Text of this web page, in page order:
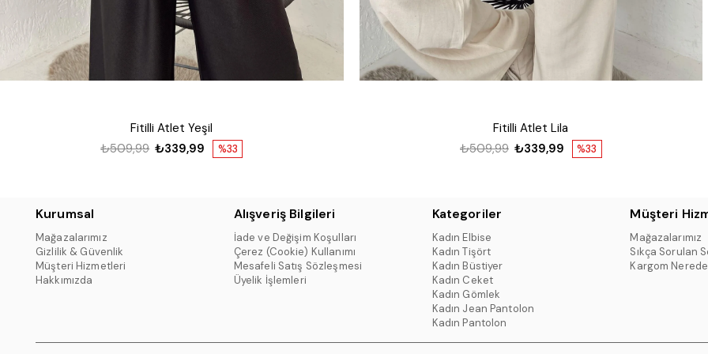
Fitilli Atlet Yeşil
%33
₺339,99
₺509,99
Fitilli Atlet Lila
%33
₺339,99
₺509,99
Kurumsal
Mağazalarımız
Gizlilik & Güvenlik
Müşteri Hizmetleri
Hakkımızda
Alışveriş Bilgileri
İade ve Değişim Koşulları
Çerez (Cookie) Kullanımı
Mesafeli Satış Sözleşmesi
Üyelik İşlemleri
Kategoriler
Kadın Elbise
Kadın Tişört
Kadın Büstiyer
Kadın Ceket
Kadın Gömlek
Kadın Jean Pantolon
Kadın Pantolon
Müşteri
Mağazalarımız
Sıkça Sorulan
Kargom